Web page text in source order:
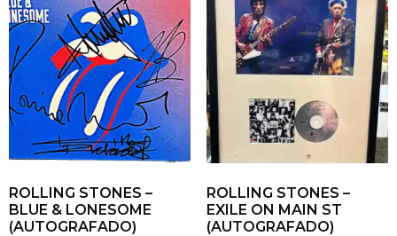
ROLLING STONES –
BLUE & LONESOME
(AUTOGRAFADO)
ROLLING STONES –
EXILE ON MAIN ST
(AUTOGRAFADO)